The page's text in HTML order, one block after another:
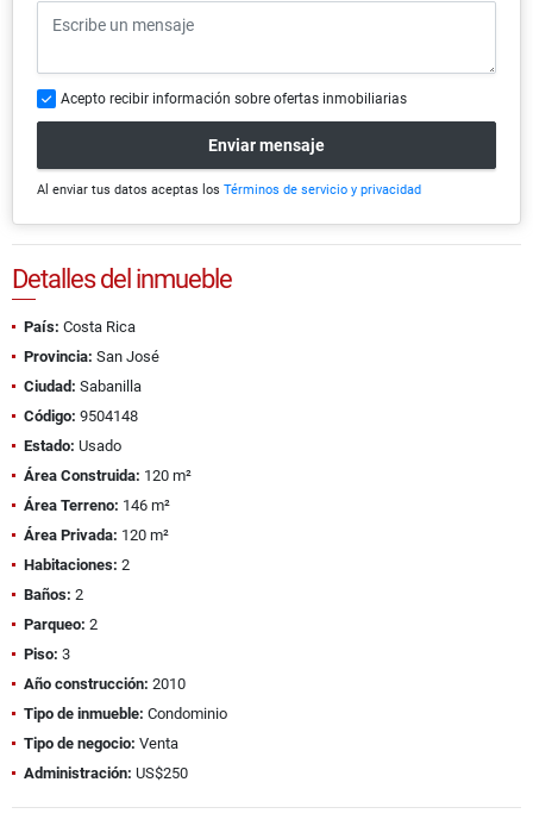
Acepto recibir información sobre ofertas inmobiliarias
Enviar mensaje
Al enviar tus datos aceptas los Términos de servicio y privacidad
Detalles del inmueble
País: Costa Rica
Provincia: San José
Ciudad: Sabanilla
Código: 9504148
Estado: Usado
Área Construida: 120 m²
Área Terreno: 146 m²
Área Privada: 120 m²
Habitaciones: 2
Baños: 2
Parqueo: 2
Piso: 3
Año construcción: 2010
Tipo de inmueble: Condominio
Tipo de negocio: Venta
Administración: US$250